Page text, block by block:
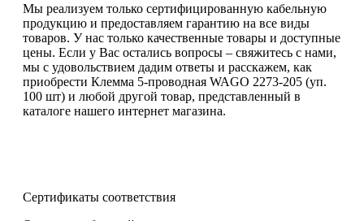
Мы реализуем только сертифицированную кабельную
продукцию и предоставляем гарантию на все виды
товаров. У нас только качественные товары и доступные
цены. Если у Вас остались вопросы – свяжитесь с нами,
мы с удовольствием дадим ответы и расскажем, как
приобрести Клемма 5-проводная WAGO 2273-205 (уп.
100 шт) и любой другой товар, представленный в
каталоге нашего интернет магазина.
Сертификаты соответствия